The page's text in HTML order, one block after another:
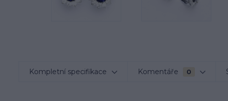
Kompletní specifikace Komentáře 0